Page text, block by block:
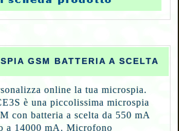
GSM BATTERIA A SCELTA
online la tua microspia.
è una piccolissima microspia
con batteria a scelta da 550 mA
a 14000 mA. Microfono